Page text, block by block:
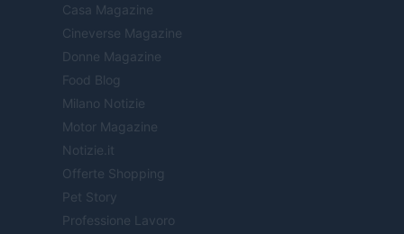
Casa Magazine
Cineverse Magazine
Donne Magazine
Food Blog
Milano Notizie
Motor Magazine
Notizie.it
Offerte Shopping
Pet Story
Professione Lavoro